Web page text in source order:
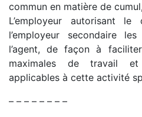
commun en matière de
L’employeur autorisant le
l’employeur secondaire
l’agent, de façon à
maximales de travail
applicables à cette activité
– – – – – – – –